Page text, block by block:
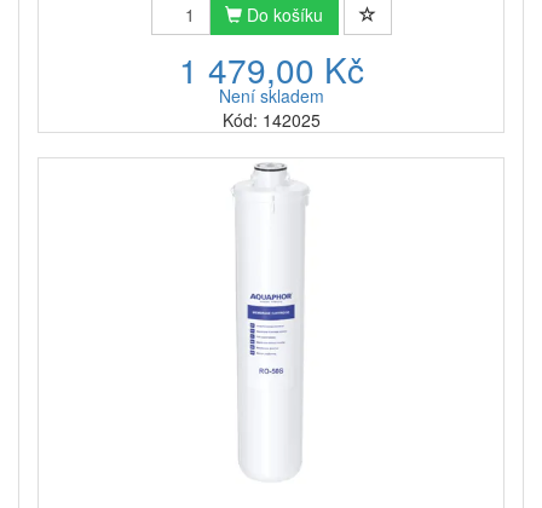
Do košíku
1 479,00 Kč
Není skladem
Kód: 142025